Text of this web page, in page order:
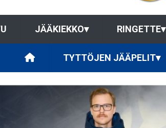
JÄÄKIEKKO▾ RINGETTE▾
TYTTÖJEN JÄÄPELIT▾